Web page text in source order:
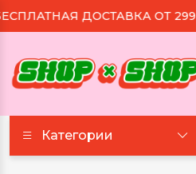
ДОСТАВКА ОТ 299 ЛЕЙ
Категории